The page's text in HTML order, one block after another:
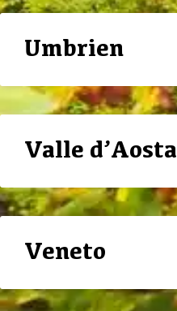
Umbrien
Valle d’Aosta
Veneto